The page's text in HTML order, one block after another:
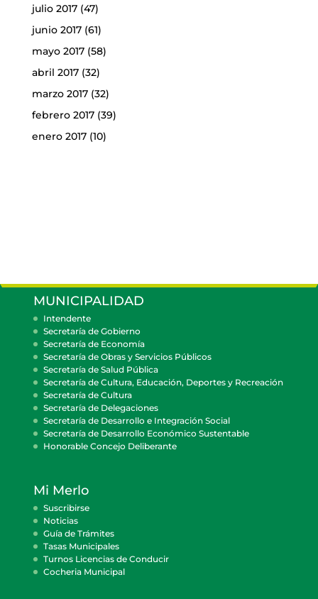
julio 2017(47)
junio 2017(61)
mayo 2017(58)
abril 2017(32)
marzo 2017(32)
febrero 2017(39)
enero 2017(10)
MUNICIPALIDAD
Intendente
Secretaría de Gobierno
Secretaría de Economía
Secretaría de Obras y Servicios Públicos
Secretaría de Salud Pública
Secretaría de Cultura, Educación, Deportes y Recreación
Secretaría de Cultura
Secretaría de Delegaciones
Secretaría de Desarrollo e Integración Social
Secretaría de Desarrollo Económico Sustentable
Honorable Concejo Deliberante
Mi Merlo
Suscribirse
Noticias
Guía de Trámites
Tasas Municipales
Turnos Licencias de Conducir
Cocheria Municipal